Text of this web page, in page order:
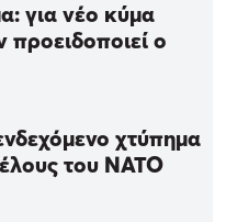
για νέο κύμα
ο
χτύπημα
του ΝΑΤΟ